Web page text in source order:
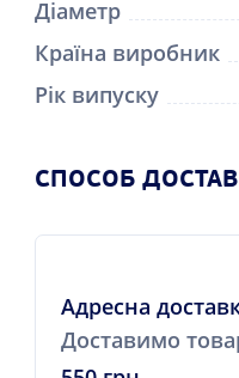
Діаметр
Країна виробник
Рік випуску
CПОСОБ
Адресна
Доставимо